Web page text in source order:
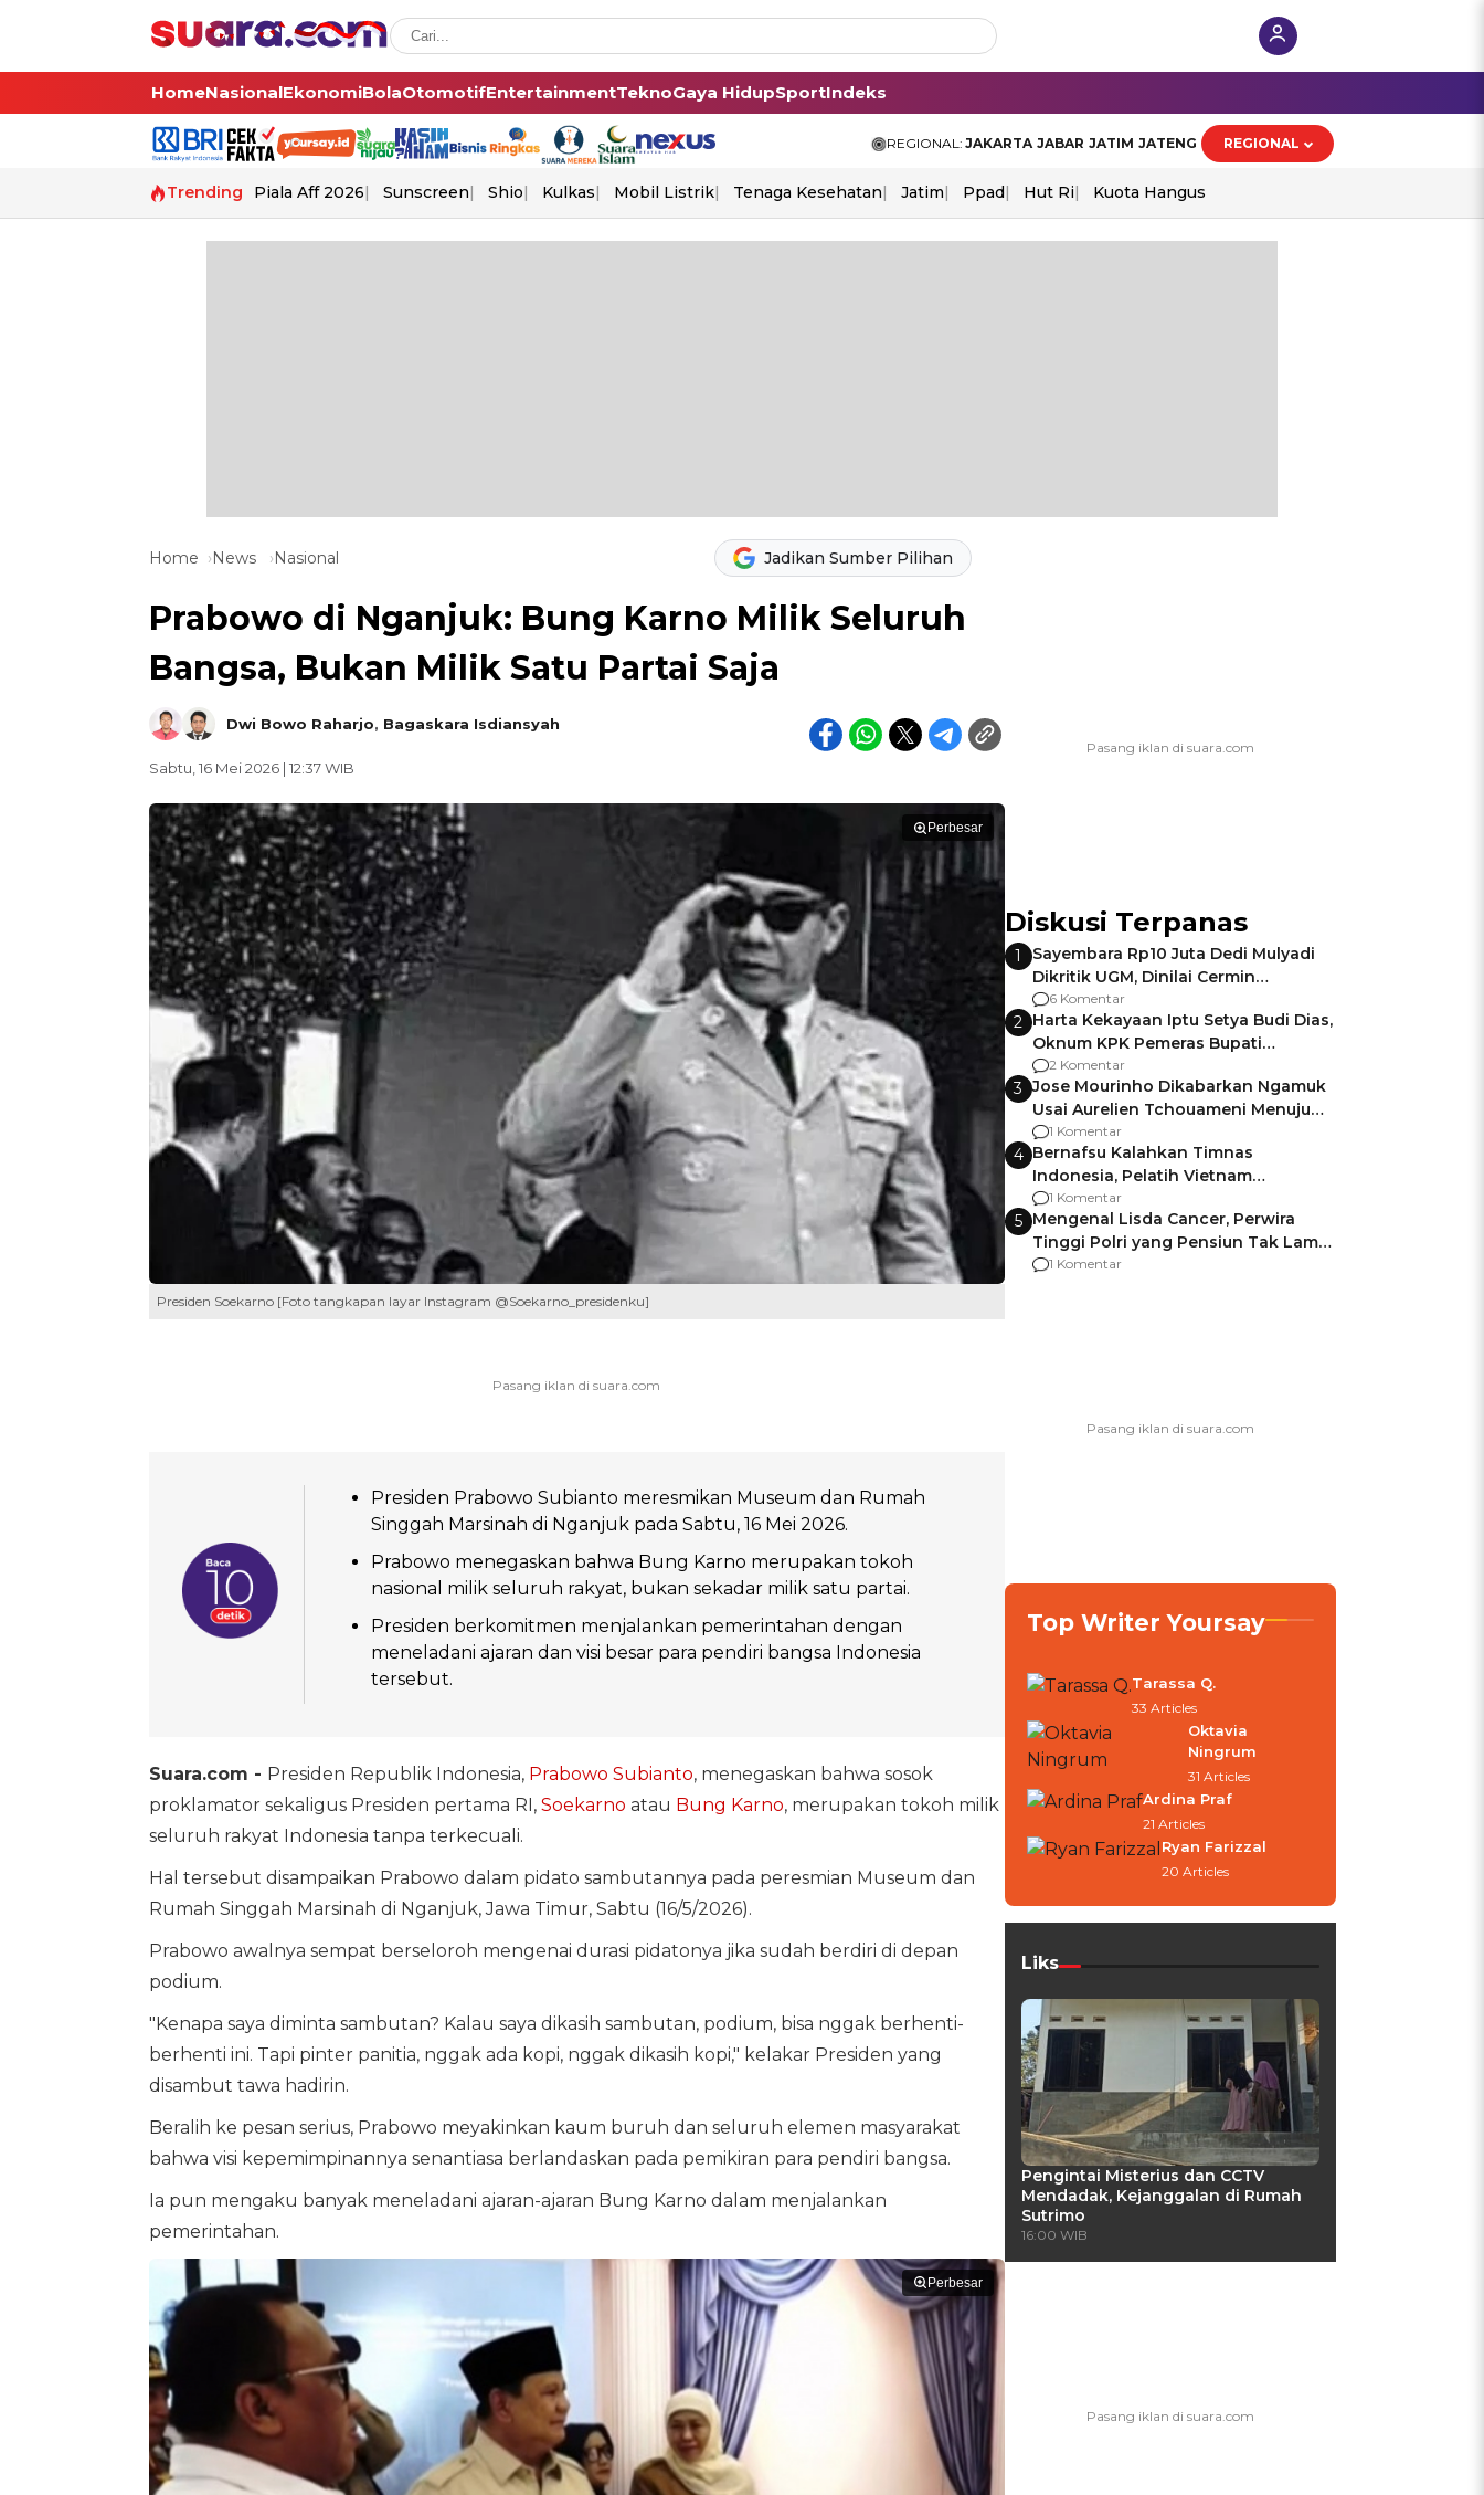
HomeNasionalEkonomiBolaOtomotifEntertainmentTeknoGaya HidupSportIndeks
REGIONAL: JAKARTA JABAR JATIM JATENG REGIONAL
Trending Piala Aff 2026 Sunscreen Shio Kulkas Mobil Listrik Tenaga Kesehatan Jatim Ppad Hut Ri Kuota Hangus
Home News Nasional Jadikan Sumber Pilihan
Prabowo di Nganjuk: Bung Karno Milik Seluruh
Bangsa, Bukan Milik Satu Partai Saja
Dwi Bowo Raharjo, Bagaskara Isdiansyah
Sabtu, 16 Mei 2026 | 12:37 WIB
Perbesar
Presiden Soekarno [Foto tangkapan layar Instagram @Soekarno_presidenku]
Presiden Prabowo Subianto meresmikan Museum dan Rumah
Singgah Marsinah di Nganjuk pada Sabtu, 16 Mei 2026.
Prabowo menegaskan bahwa Bung Karno merupakan tokoh
nasional milik seluruh rakyat, bukan sekadar milik satu partai.
Presiden berkomitmen menjalankan pemerintahan dengan
meneladani ajaran dan visi besar para pendiri bangsa Indonesia
tersebut.
Suara.com - Presiden Republik Indonesia, Prabowo Subianto, menegaskan bahwa sosok
proklamator sekaligus Presiden pertama RI, Soekarno atau Bung Karno, merupakan tokoh milik
seluruh rakyat Indonesia tanpa terkecuali.
Hal tersebut disampaikan Prabowo dalam pidato sambutannya pada peresmian Museum dan
Rumah Singgah Marsinah di Nganjuk, Jawa Timur, Sabtu (16/5/2026).
Prabowo awalnya sempat berseloroh mengenai durasi pidatonya jika sudah berdiri di depan
podium.
"Kenapa saya diminta sambutan? Kalau saya dikasih sambutan, podium, bisa nggak berhenti-
berhenti ini. Tapi pinter panitia, nggak ada kopi, nggak dikasih kopi," kelakar Presiden yang
disambut tawa hadirin.
Beralih ke pesan serius, Prabowo meyakinkan kaum buruh dan seluruh elemen masyarakat
bahwa visi kepemimpinannya senantiasa berlandaskan pada pemikiran para pendiri bangsa.
Ia pun mengaku banyak meneladani ajaran-ajaran Bung Karno dalam menjalankan
pemerintahan.
Perbesar
Diskusi Terpanas
1
Sayembara Rp10 Juta Dedi Mulyadi
Dikritik UGM, Dinilai Cermin
Gagalnya Negara Jamin Keamanan
6 Komentar
2 Harta Kekayaan Iptu Setya Budi Dias,
Oknum KPK Pemeras Bupati
Pemalang
2 Komentar
3 Jose Mourinho Dikabarkan Ngamuk
Usai Aurelien Tchouameni Menuju
Manchester United
1 Komentar
4 Bernafsu Kalahkan Timnas
Indonesia, Pelatih Vietnam
Berencana Pakai Jimat di Pakansari
1 Komentar
5 Mengenal Lisda Cancer, Perwira
Tinggi Polri yang Pensiun Tak Lama
Usai Jadi Brigjen
1 Komentar
Top Writer Yoursay
Tarassa Q.
33 Articles
Oktavia
Ningrum
31 Articles
Ardina Praf
21 Articles
Ryan Farizzal
20 Articles
Liks
Pengintai Misterius dan CCTV
Mendadak, Kejanggalan di Rumah
Sutrimo
16:00 WIB